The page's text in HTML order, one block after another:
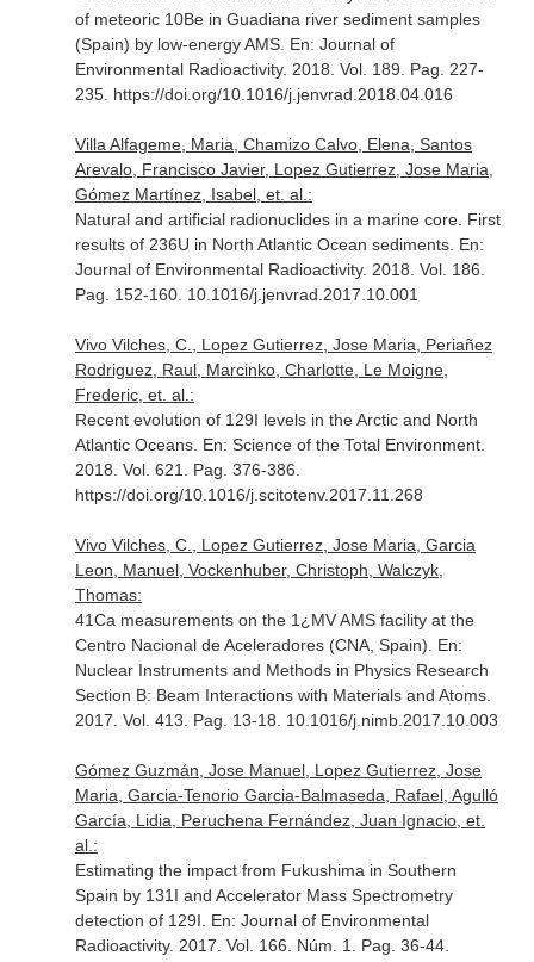
of meteoric 10Be in Guadiana river sediment samples
(Spain) by low-energy AMS. En: Journal of
Environmental Radioactivity. 2018. Vol. 189. Pag. 227-
235. https://doi.org/10.1016/j.jenvrad.2018.04.016
Villa Alfageme, Maria, Chamizo Calvo, Elena, Santos
Arevalo, Francisco Javier, Lopez Gutierrez, Jose Maria,
Gómez Martínez, Isabel, et. al.:
Natural and artificial radionuclides in a marine core. First
results of 236U in North Atlantic Ocean sediments. En:
Journal of Environmental Radioactivity. 2018. Vol. 186.
Pag. 152-160. 10.1016/j.jenvrad.2017.10.001
Vivo Vilches, C., Lopez Gutierrez, Jose Maria, Periañez
Rodriguez, Raul, Marcinko, Charlotte, Le Moigne,
Frederic, et. al.:
Recent evolution of 129I levels in the Arctic and North
Atlantic Oceans. En: Science of the Total Environment.
2018. Vol. 621. Pag. 376-386.
https://doi.org/10.1016/j.scitotenv.2017.11.268
Vivo Vilches, C., Lopez Gutierrez, Jose Maria, Garcia
Leon, Manuel, Vockenhuber, Christoph, Walczyk,
Thomas:
41Ca measurements on the 1¿MV AMS facility at the
Centro Nacional de Aceleradores (CNA, Spain). En:
Nuclear Instruments and Methods in Physics Research
Section B: Beam Interactions with Materials and Atoms.
2017. Vol. 413. Pag. 13-18. 10.1016/j.nimb.2017.10.003
Gómez Guzmán, Jose Manuel, Lopez Gutierrez, Jose
Maria, Garcia-Tenorio Garcia-Balmaseda, Rafael, Agulló
García, Lidia, Peruchena Fernández, Juan Ignacio, et.
al.:
Estimating the impact from Fukushima in Southern
Spain by 131I and Accelerator Mass Spectrometry
detection of 129I. En: Journal of Environmental
Radioactivity. 2017. Vol. 166. Núm. 1. Pag. 36-44.